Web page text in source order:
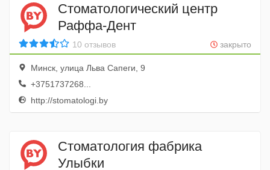
Стоматологический центр
Раффа-Дент
закрыто
10 отзывов
Минск, улица Льва Сапеги, 9
+3751737268...
http://stomatologi.by
Стоматология фабрика
Улыбки